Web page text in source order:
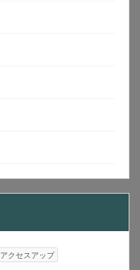
アクセスアップ